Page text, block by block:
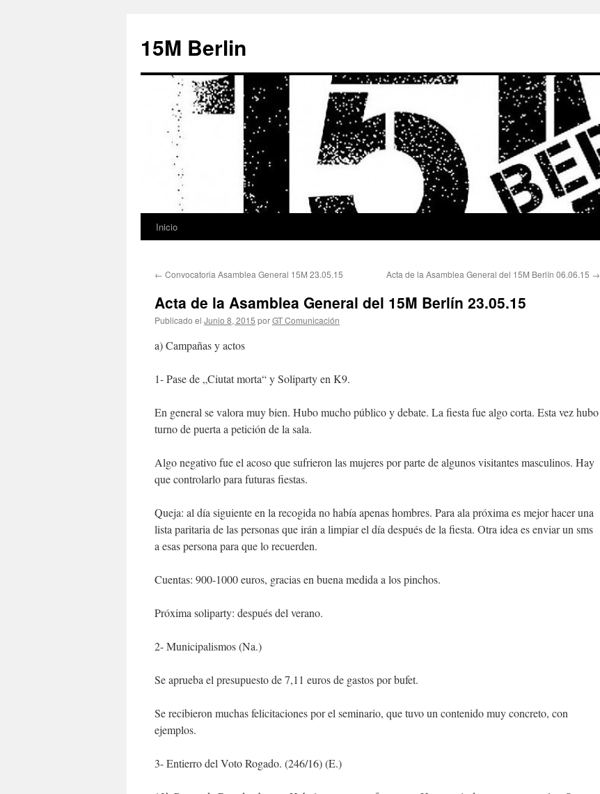
15M Berlin
Saltar
contenido
Inicio
← Convocatoria Asamblea General 15M 23.05.15 Acta de la Asamblea General del 15M Berlín 06.06.15 →
Acta de la Asamblea General del 15M Berlín 23.05.15
Publicado el Junio 8, 2015 porGT Comunicación
a) Campañas y actos
1- Pase de „Ciutat morta“ y Soliparty en K9.
En general se valora muy bien. Hubo mucho público y debate. La fiesta fue algo corta. Esta vez hubo
turno de puerta a petición de la sala.
Algo negativo fue el acoso que sufrieron las mujeres por parte de algunos visitantes masculinos. Hay
que controlarlo para futuras fiestas.
Queja: al día siguiente en la recogida no había apenas hombres. Para ala próxima es mejor hacer una
lista paritaria de las personas que irán a limpiar el día después de la fiesta. Otra idea es enviar un sms
a esas persona para que lo recuerden.
Cuentas: 900-1000 euros, gracias en buena medida a los pinchos.
Próxima soliparty: después del verano.
2- Municipalismos (Na.)
Se aprueba el presupuesto de 7,11 euros de gastos por bufet.
Se recibieron muchas felicitaciones por el seminario, que tuvo un contenido muy concreto, con
ejemplos.
3- Entierro del Voto Rogado. (246/16) (E.)